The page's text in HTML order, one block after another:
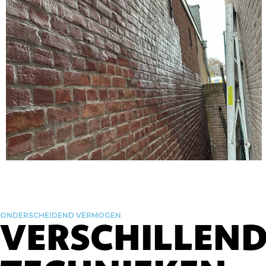
ONDERSCHEIDEND VERMOGEN